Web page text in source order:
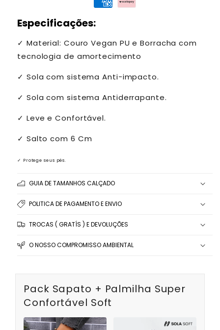
Especificações:
✓ Material: Couro Vegan PU e Borracha com
tecnologia de amortecimento
✓ Sola com sistema Anti-impacto.
✓ Sola com sistema Antiderrapante.
✓ Leve e Confortável.
✓ Salto com 6 Cm
✓ Protege seus pés.
GUIA DE TAMANHOS CALÇADO
POLITICA DE PAGAMENTO E ENVIO
TROCAS ( GRATÍS ) E DEVOLUÇÕES
O NOSSO COMPROMISSO AMBIENTAL
Pack Sapato + Palmilha Super
Confortável Soft